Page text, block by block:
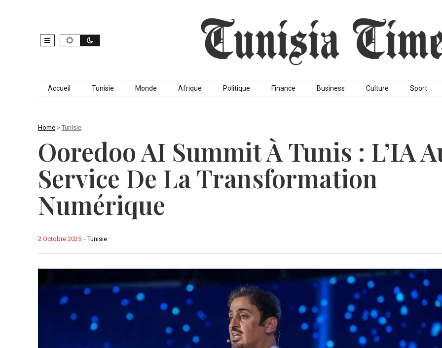
Skip to content
Accueil Tunisie Monde Afrique Politique Finance Business Culture Sport
Home > Tunisie
Ooredoo AI Summit À Tunis : L’IA
Service De La Transformation
Numérique
-Tunisie
2 Octobre 2025